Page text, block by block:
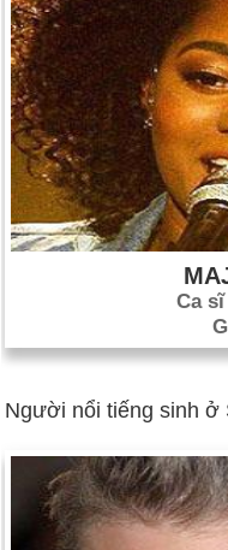
Ca
Người nổi tiếng sinh ở